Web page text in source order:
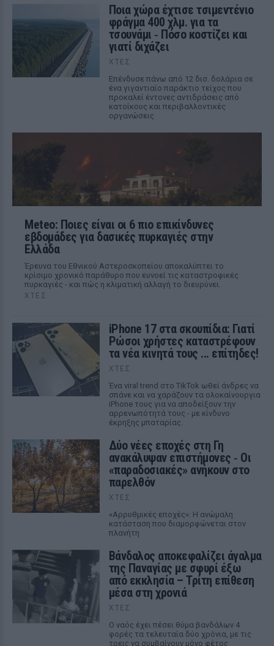
Ποια χώρα έχτισε τσιμεντένιο
φράγμα 400 χλμ. για τα
τσουνάμι ‑ Πόσο κοστίζει και
γιατί διχάζει
ΧΤΕΣ
Επένδυσε πάνω από 12 δισ. δολάρια σε
ένα γιγαντιαίο παράκτιο τείχος που
προκαλεί έντονες αντιδράσεις από
κατοίκους και περιβαλλοντικές
οργανώσεις
Meteo: Ποιες είναι οι 6 πιο επικίνδυνες
εβδομάδες για δασικές πυρκαγιές στην
Ελλάδα
Έρευνα του Εθνικού Αστεροσκοπείου αποκαλύπτει το
κρίσιμο χρονικό παράθυρο που ευνοεί τις καταστροφικές
πυρκαγιές - και πώς η κλιματική αλλαγή το διευρύνει.
ΧΤΕΣ
iPhone 17 στα σκουπίδια: Γιατί
Ρώσοι χρήστες καταστρέφουν
τα νέα κινητά τους ... επίτηδες!
ΧΤΕΣ
Ένα viral trend στο TikTok ωθεί άνδρες να
σπάνε και να χαράζουν τα ολοκαίνουργια
iPhone τους για να αποδείξουν την
αρρενωπότητά τους - με κίνδυνο
έκρηξης μπαταρίας.
Δύο νέες εποχές στη Γη
ανακάλυψαν επιστήμονες ‑ Oι
«παραδοσιακές» ανήκουν στο
παρελθόν
ΧΤΕΣ
«Αρρυθμικές εποχές»: Η ανώμαλη
κατάσταση που διαμορφώνεται στον
πλανήτη
Βάνδαλος αποκεφαλίζει άγαλμα
της Παναγίας με σφυρί έξω
από εκκλησία – Τρίτη επίθεση
μέσα στη χρονιά
ΧΤΕΣ
Ο ναός έχει πέσει θύμα βανδάλων 4
φορές τα τελευταία δύο χρόνια, με τις
τρεις να συμβαίνουν μόνο φέτος